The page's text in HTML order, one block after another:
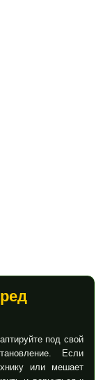
под свой
Если
или мешает